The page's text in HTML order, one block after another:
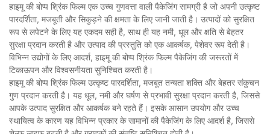
हाइमू की बोप्प श्रिंक फिल्म एक उच्च गुणवत्ता वाली पैकेजिंग सामग्री है जो अपनी उत्कृष्ट
पारदर्शिता, मजबूती और सिकुड़ने की क्षमता के लिए जानी जाती है। उत्पादों को सुरक्षित
रूप से लपेटने के लिए यह एकदम सही है, साथ ही यह नमी, धूल और क्षति से बेहतर
सुरक्षा प्रदान करती है और उत्पाद की प्रस्तुति को एक आकर्षक, पेशेवर रूप देती है।
विभिन्न उद्योगों के लिए आदर्श, हाइमू की बोप्प श्रिंक फिल्म पैकेजिंग की जरूरतों में
टिकाऊपन और विश्वसनीयता सुनिश्चित करती है।
हाइमू की बोप्प श्रिंक फिल्म उत्कृष्ट पारदर्शिता, मजबूत तन्यता शक्ति और बेहतर संकुचन
गुण प्रदान करती है। यह धूल, नमी और घर्षण से प्रभावी सुरक्षा प्रदान करती है, जिससे
आपके उत्पाद सुरक्षित और आकर्षक बने रहते हैं। इसके आसान उपयोग और उच्च
स्थायित्व के कारण यह विभिन्न प्रकार के सामानों की पैकेजिंग के लिए आदर्श है, जिससे